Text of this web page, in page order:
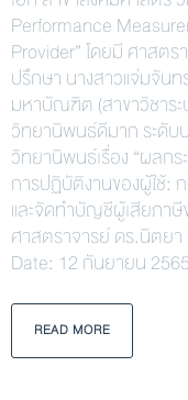
Performance
Provider” โดยมี ศาสต
ปรึกษา นางสาวแจ่มจั
มหาบัณฑิต (สาขาวิชาระ
วิทยานิพนธ์ดีมาก ระดั
วิทยานิพนธ์เรื่อง “ผลก
การปฏิบัติงานของผู้ใช้:
และจัดทำบัญชีผู้เสียภาษี
ศาสตราจารย์ ดร.นิตย
Date: 12 กันยายน 2565
READ MORE